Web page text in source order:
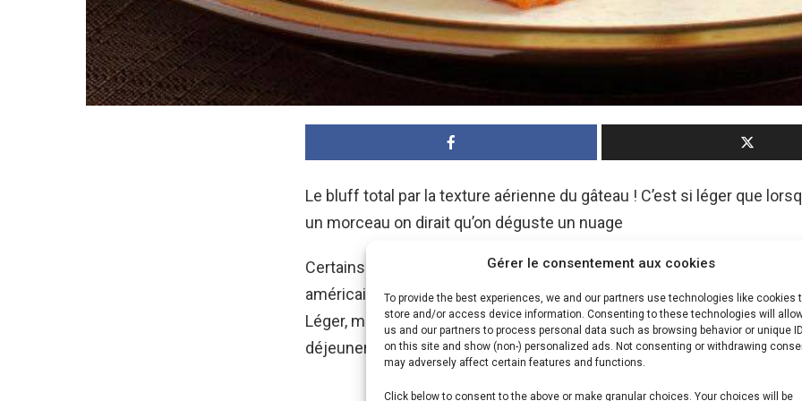
Gérer le consentement aux cookies
To provide the best experiences, we and our partners use technologies like cookies
store and/or access device information. Consenting to these technologies will
us and our partners to process personal data such as browsing behavior or unique
on this site and show (non-) personalized ads. Not consenting or withdrawing
may adversely affect certain features and functions.
Click below to consent to the above or make granular choices. Your choices will be
Le bluff total par la texture aérienne du gâteau ! C’est si léger que
un morceau on dirait qu’on déguste un nuage
Certains le revendiquent comme une recette italienne, d’autres
américaine. Sa particularité est de contenir, comme son nom
Léger, moelleux, facile et rapide à faire, il est parfait pour le goûter ou
déjeuner.
Annonce